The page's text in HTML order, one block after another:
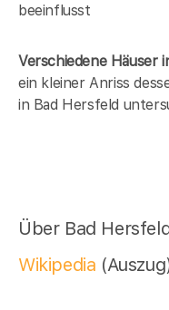
beeinflusst
Verschiedene Häuser
ein kleiner Anriss
in Bad Hersfeld
Über Bad
Wikipedia